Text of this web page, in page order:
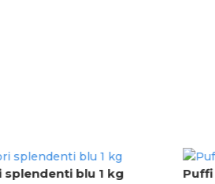
splendenti blu 1 kg